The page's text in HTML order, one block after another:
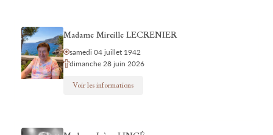
Madame Mireille LECRENIER
samedi 04 juillet 1942
dimanche 28 juin 2026
Voir les informations